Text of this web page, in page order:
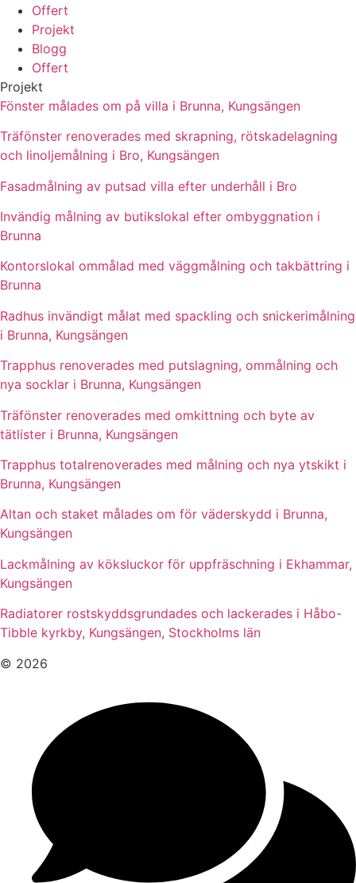
Offert
Projekt
Blogg
Offert
Projekt
Fönster målades om på villa i Brunna, Kungsängen
Träfönster renoverades med skrapning, rötskadelagning
och linoljemålning i Bro, Kungsängen
Fasadmålning av putsad villa efter underhåll i Bro
Invändig målning av butikslokal efter ombyggnation i
Brunna
Kontorslokal ommålad med väggmålning och takbättring i
Brunna
Radhus invändigt målat med spackling och snickerimålning
i Brunna, Kungsängen
Trapphus renoverades med putslagning, ommålning och
nya socklar i Brunna, Kungsängen
Träfönster renoverades med omkittning och byte av
tätlister i Brunna, Kungsängen
Trapphus totalrenoverades med målning och nya ytskikt i
Brunna, Kungsängen
Altan och staket målades om för väderskydd i Brunna,
Kungsängen
Lackmålning av köksluckor för uppfräschning i Ekhammar,
Kungsängen
Radiatorer rostskyddsgrundades och lackerades i Håbo-
Tibble kyrkby, Kungsängen, Stockholms län
© 2026